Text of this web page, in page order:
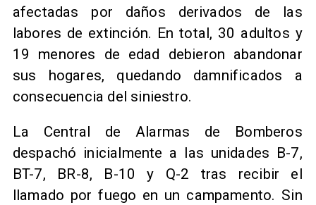
afectadas por daños derivados de las
labores de extinción. En total, 30 adultos y
19 menores de edad debieron abandonar
sus hogares, quedando damnificados a
consecuencia del siniestro.
La Central de Alarmas de Bomberos
despachó inicialmente a las unidades B-7,
BT-7, BR-8, B-10 y Q-2 tras recibir el
llamado por fuego en un campamento. Sin